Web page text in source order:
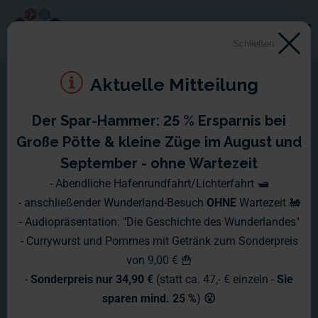
Diese Webseite verwendet Cookies. Wir verwenden Cookies,
die für den reibungslosen Betrieb der Website erforderlich
sind, um unsere Website zu verbessern und um für Sie
relevante Werbung auf Social Media und Partnerwebsites
anzuzeigen. Außerdem sind gegebenenfalls externe Medien
(z.B. Videos) in die Website eingebunden. Wenn Sie auf "Alle
zulassen" klicken, stimmen Sie der Nutzung von Cookies für
die ausgewählten Kategorien zu und erklären sich mit der
hierbei erfolgenden Verarbeitung von personenbezogenen
Daten einverstanden. Sie können diese Einstellungen
Schließen
Aktuelle Mitteilung
Der Spar-Hammer: 25 % Ersparnis bei
Große Pötte & kleine Züge im August und
September - ohne Wartezeit
- Abendliche Hafenrundfahrt/Lichterfahrt 🛥️
- anschließender Wunderland-Besuch OHNE Wartezeit 🚂
- Audiopräsentation: "Die Geschichte des Wunderlandes"
- Currywurst und Pommes mit Getränk zum Sonderpreis
von 9,00 € 🍟
- Sonderpreis nur 34,90 € (statt ca. 47,- € einzeln - Sie
sparen mind. 25 %) 😮